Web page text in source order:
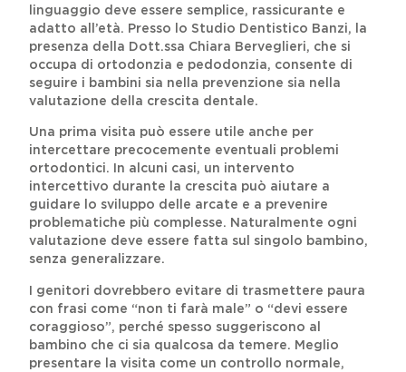
linguaggio deve essere semplice, rassicurante e
adatto all’età. Presso lo Studio Dentistico Banzi, la
presenza della Dott.ssa Chiara Berveglieri, che si
occupa di ortodonzia e pedodonzia, consente di
seguire i bambini sia nella prevenzione sia nella
valutazione della crescita dentale.
Una prima visita può essere utile anche per
intercettare precocemente eventuali problemi
ortodontici. In alcuni casi, un intervento
intercettivo durante la crescita può aiutare a
guidare lo sviluppo delle arcate e a prevenire
problematiche più complesse. Naturalmente ogni
valutazione deve essere fatta sul singolo bambino,
senza generalizzare.
I genitori dovrebbero evitare di trasmettere paura
con frasi come “non ti farà male” o “devi essere
coraggioso”, perché spesso suggeriscono al
bambino che ci sia qualcosa da temere. Meglio
presentare la visita come un controllo normale,